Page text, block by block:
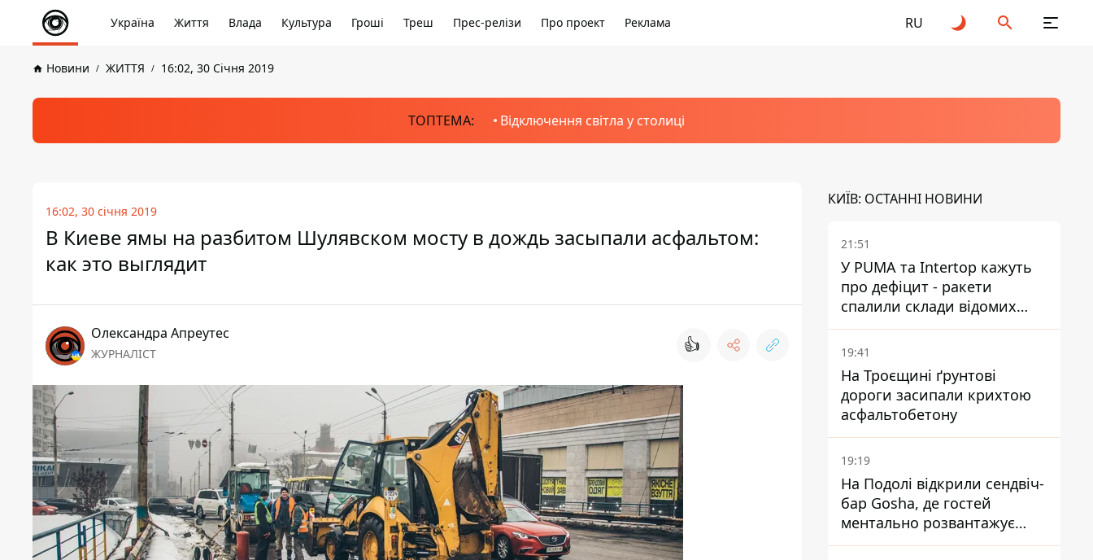
Україна Життя Влада Культура Гроші Треш Прес-релізи Про проект Реклама RU
Новини ЖИТТЯ 16:02, 30 Січня 2019
ТОПТЕМА: Відключення світла у столиці
16:02, 30 січня 2019
В Киеве ямы на разбитом Шулявском мосту в дождь засыпали асфальтом:
как это выглядит
Олександра Апреутес
ЖУРНАЛІСТ 👍
КИЇВ: ОСТАННІ НОВИНИ
21:51
У PUMA та Intertop кажуть
про дефіцит - ракети
спалили склади відомих
брендів
19:41
На Троєщині ґрунтові
дороги засипали крихтою
асфальтобетону
19:19
На Подолі відкрили сендвіч-
бар Gosha, де гостей
ментально розвантажує
акула